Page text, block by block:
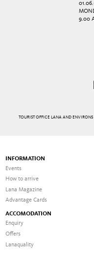
9.00
TOURIST OFFICE LANA AND ENVIRONS
INFORMATION
Events
How to arrive
Lana Magazine
Advantage Cards
ACCOMODATION
Enquiry
Offers
Lanaquality